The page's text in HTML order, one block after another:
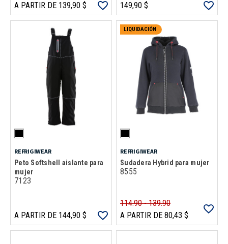
A PARTIR DE 139,90 $ 149,90 $
REFRIGIWEAR
Peto Softshell aislante para
mujer
7123
A PARTIR DE 144,90 $
LIQUIDACIÓN
REFRIGIWEAR
Sudadera Hybrid para mujer
8555
114.90 - 139.90
A PARTIR DE 80,43 $